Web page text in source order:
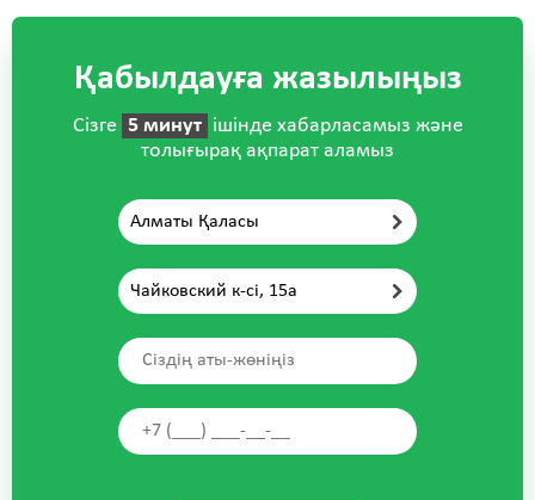
Қабылдауға жазылыңыз
Сізге 5 минут ішінде хабарласамыз және
толығырақ ақпарат аламыз
Алматы Қаласы
Чайковский к-сі, 15а